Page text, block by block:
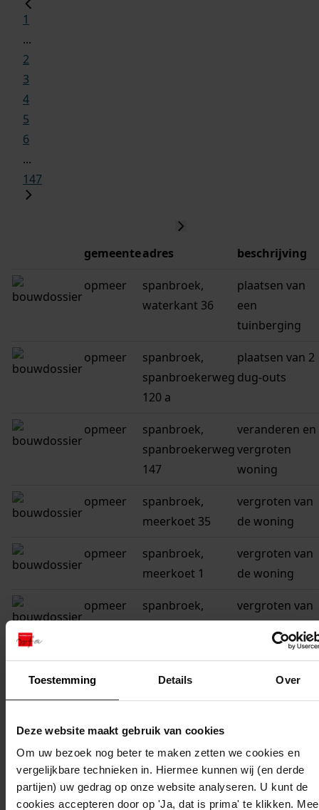
Toestemming Details Over
Deze website maakt gebruik van cookies
Om uw bezoek nog beter te maken zetten we cookies en
vergelijkbare technieken in. Hiermee kunnen wij (en derde
partijen) uw gedrag op onze website analyseren. U kunt de
cookies accepteren door op 'Ja, dat is prima' te klikken.
1
...
2
3
4
5
6
...
147
gemeenteadres beschrijving
opmeer
spanbroek,
waterkant 36
plaatsen van
een
tuinberging
opmeer
spanbroek,
spanbroekerweg
120 a
plaatsen van 2
dug-outs
opmeer
spanbroek,
spanbroekerweg
147
veranderen en
vergroten
woning
opmeer
spanbroek,
meerkoet 35
vergroten van
de woning
opmeer
spanbroek,
meerkoet 1
vergroten van
de woning
opmeer
spanbroek,
roerdomp 69
vergroten van
de woning en
plaatsen van
een berging
opmeer
spanbroek,
50
vergroten van
opmeer
spanbroek,
spanbroekerweg
veranderen
de